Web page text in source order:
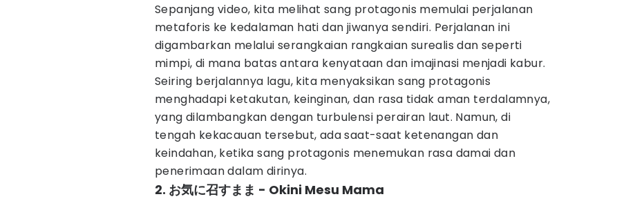
Sepanjang video, kita melihat sang protagonis memulai perjalanan
metaforis ke kedalaman hati dan jiwanya sendiri. Perjalanan ini
digambarkan melalui serangkaian rangkaian surealis dan seperti
mimpi, di mana batas antara kenyataan dan imajinasi menjadi kabur.
Seiring berjalannya lagu, kita menyaksikan sang protagonis
menghadapi ketakutan, keinginan, dan rasa tidak aman terdalamnya,
yang dilambangkan dengan turbulensi perairan laut. Namun, di
tengah kekacauan tersebut, ada saat-saat ketenangan dan
keindahan, ketika sang protagonis menemukan rasa damai dan
penerimaan dalam dirinya.
2. お気に召すまま - Okini Mesu Mama